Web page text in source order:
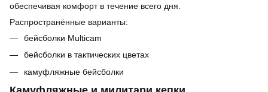
обеспечивая комфорт в течение всего дня.
Распространённые варианты:
бейсболки Multicam
бейсболки в тактических цветах
камуфляжные бейсболки